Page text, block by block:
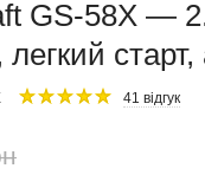
GS-58X —
старт,
41 відгук